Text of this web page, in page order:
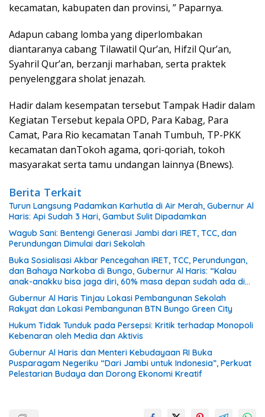
kecamatan, kabupaten dan provinsi, ” Paparnya.
Adapun cabang lomba yang diperlombakan
diantaranya cabang Tilawatil Qur’an, Hifzil Qur’an,
Syahril Qur’an, berzanji marhaban, serta praktek
penyelenggara sholat jenazah.
Hadir dalam kesempatan tersebut Tampak Hadir dalam
Kegiatan Tersebut kepala OPD, Para Kabag, Para
Camat, Para Rio kecamatan Tanah Tumbuh, TP-PKK
kecamatan danTokoh agama, qori-qoriah, tokoh
masyarakat serta tamu undangan lainnya (Bnews).
Berita Terkait
Turun Langsung Padamkan Karhutla di Air Merah, Gubernur Al
Haris: Api Sudah 3 Hari, Gambut Sulit Dipadamkan
Wagub Sani: Bentengi Generasi Jambi dari IRET, TCC, dan
Perundungan Dimulai dari Sekolah
Buka Sosialisasi Akbar Pencegahan IRET, TCC, Perundungan,
dan Bahaya Narkoba di Bungo, Gubernur Al Haris: “Kalau
anak-anakku bisa jaga diri, 60% masa depan sudah ada di
tangan”
Gubernur Al Haris Tinjau Lokasi Pembangunan Sekolah
Rakyat dan Lokasi Pembangunan BTN Bungo Green City
Hukum Tidak Tunduk pada Persepsi: Kritik terhadap Monopoli
Kebenaran oleh Media dan Aktivis
Gubernur Al Haris dan Menteri Kebudayaan RI Buka
Pusparagam Negeriku “Dari Jambi untuk Indonesia”, Perkuat
Pelestarian Budaya dan Dorong Ekonomi Kreatif